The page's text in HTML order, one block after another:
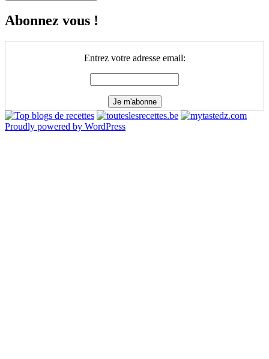
Abonnez vous !
Entrez votre adresse email:
Proudly powered by WordPress